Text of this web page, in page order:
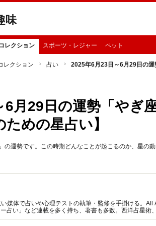
味
レクション スポーツ・レジャー ペット
レクション 占い 2025年6月23日～6月29日の運
6月29日の運勢「やぎ
めの星占い】
運勢です。この時期どんなことが起こるのか、星の
媒体で占いや心理テストの執筆・監修を手掛ける。
占い」など連載を多く持ち、著書も多数。西洋占星術
など守備範囲は広め。